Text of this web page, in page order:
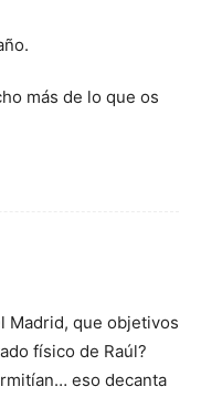
más de lo que os
Madrid, que objetivos
físico de Raúl?
eso decanta